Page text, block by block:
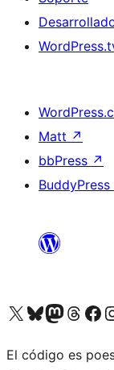
Matt ↗
bbPress ↗
BuddyPress
Visita nuestra cuenta de X (anteriormente Twitter)
Visita nuestra cuenta de Bluesky
Visita nuestra cuenta de
Visita nuestra
Visita
El código es